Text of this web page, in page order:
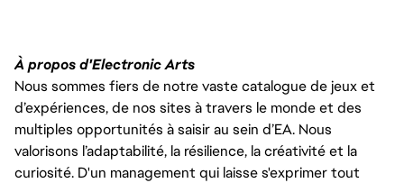
À propos d'Electronic Arts
Nous sommes fiers de notre vaste catalogue de jeux et
d’expériences, de nos sites à travers le monde et des
multiples opportunités à saisir au sein d’EA. Nous
valorisons l’adaptabilité, la résilience, la créativité et la
curiosité. D'un management qui laisse s'exprimer tout